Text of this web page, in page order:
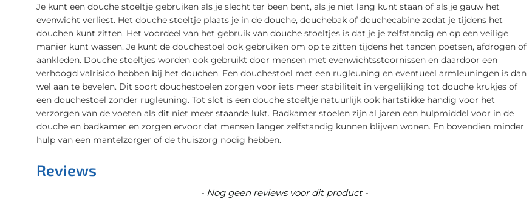
Je kunt een douche stoeltje gebruiken als je slecht ter been bent, als je niet lang kunt staan of als je gauw het
evenwicht verliest. Het douche stoeltje plaats je in de douche, douchebak of douchecabine zodat je tijdens het
douchen kunt zitten. Het voordeel van het gebruik van douche stoeltjes is dat je je zelfstandig en op een veilige
manier kunt wassen. Je kunt de douchestoel ook gebruiken om op te zitten tijdens het tanden poetsen, afdrogen of
aankleden. Douche stoeltjes worden ook gebruikt door mensen met evenwichtsstoornissen en daardoor een
verhoogd valrisico hebben bij het douchen. Een douchestoel met een rugleuning en eventueel armleuningen is dan
wel aan te bevelen. Dit soort douchestoelen zorgen voor iets meer stabiliteit in vergelijking tot douche krukjes of
een douchestoel zonder rugleuning. Tot slot is een douche stoeltje natuurlijk ook hartstikke handig voor het
verzorgen van de voeten als dit niet meer staande lukt. Badkamer stoelen zijn al jaren een hulpmiddel voor in de
douche en badkamer en zorgen ervoor dat mensen langer zelfstandig kunnen blijven wonen. En bovendien minder
hulp van een mantelzorger of de thuiszorg nodig hebben.
Reviews
- Nog geen reviews voor dit product -